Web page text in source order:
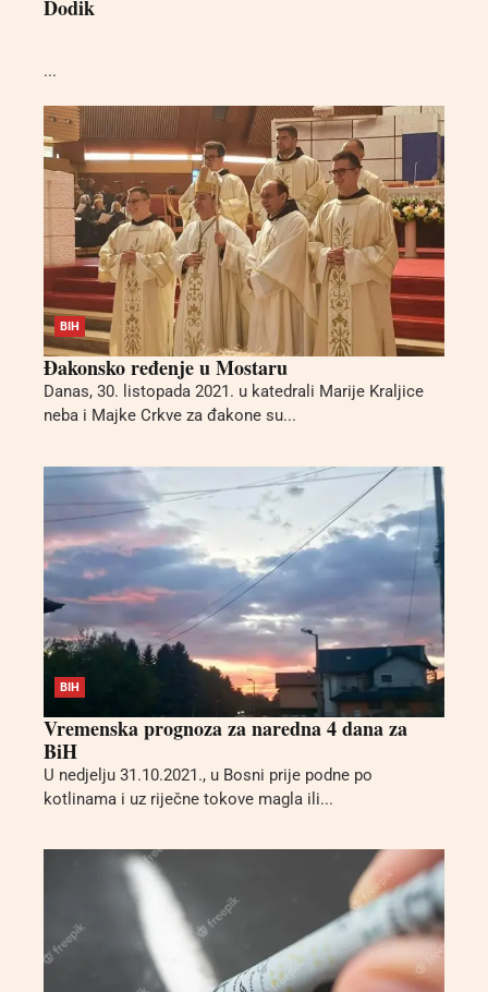
Dodik
...
BIH
Đakonsko ređenje u Mostaru
Danas, 30. listopada 2021. u katedrali Marije Kraljice
neba i Majke Crkve za đakone su...
BIH
Vremenska prognoza za naredna 4 dana za
BiH
U nedjelju 31.10.2021., u Bosni prije podne po
kotlinama i uz riječne tokove magla ili...